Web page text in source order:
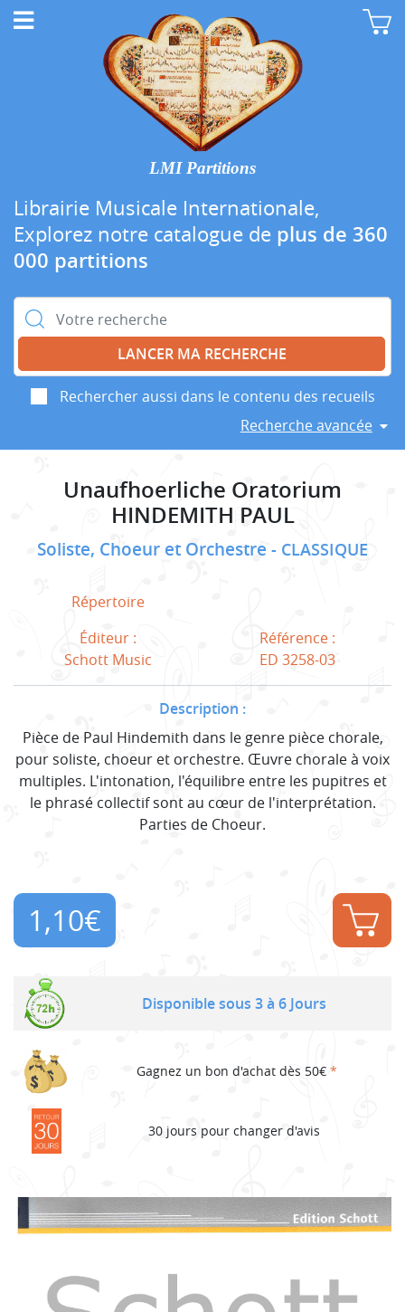
LMI Partitions
Librairie Musicale Internationale,
Explorez notre catalogue de plus de 360
000 partitions
Rechercher :
Rechercher aussi dans le contenu des recueils
Recherche avancée
Unaufhoerliche Oratorium
HINDEMITH PAUL
Soliste, Choeur et Orchestre CLASSIQUE
Répertoire
Éditeur :
Schott Music
Référence :
ED 3258-03
Description :
Pièce de Paul Hindemith dans le genre pièce chorale,
pour soliste, choeur et orchestre. Œuvre chorale à voix
multiples. L'intonation, l'équilibre entre les pupitres et
le phrasé collectif sont au cœur de l'interprétation.
Parties de Choeur.
1,10€
Disponible sous 3 à 6 Jours
Gagnez un bon d'achat dès 50€ *
30 jours pour changer d'avis